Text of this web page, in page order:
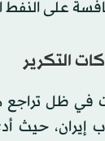
على
التكرير
في ظل
إيران، حيث